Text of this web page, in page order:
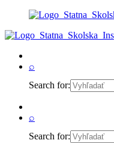
⌕
Search for:
⌕
Search for: